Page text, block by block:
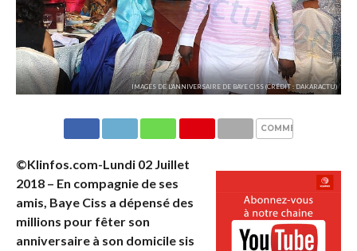
IMAGES DE L'ANNIVERSAIRE DE BAYE CISS (CRÉDIT : DAKARACTU)
COMMENTAIRES
©Klinfos.com-Lundi 02 Juillet
2018 – En compagnie de ses
amis, Baye Ciss a dépensé des
millions pour fêter son
anniversaire à son domicile sis